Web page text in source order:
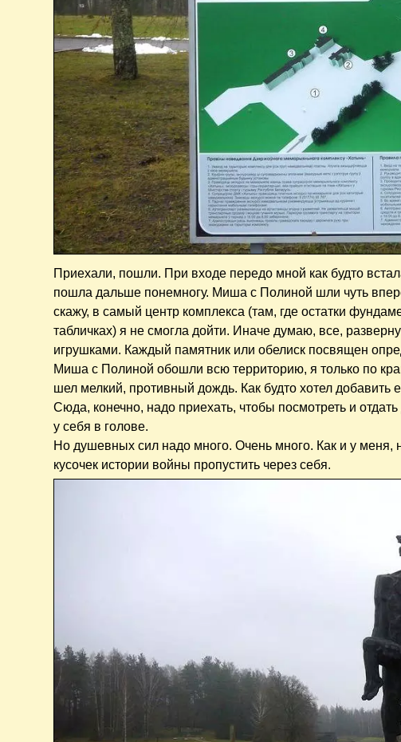
Приехали, пошли. При входе передо мной как будто
пошла дальше понемногу. Миша с Полиной шли чуть
скажу, в самый центр комплекса (там, где остатки
табличках) я не смогла дойти. Иначе думаю, все,
игрушками. Каждый памятник или обелиск посвящен
Миша с Полиной обошли всю территорию, я только по
шел мелкий, противный дождь. Как будто хотел добавить
Сюда, конечно, надо приехать, чтобы посмотреть и
у себя в голове.
Но душевных сил надо много. Очень много. Как и у меня,
кусочек истории войны пропустить через себя.